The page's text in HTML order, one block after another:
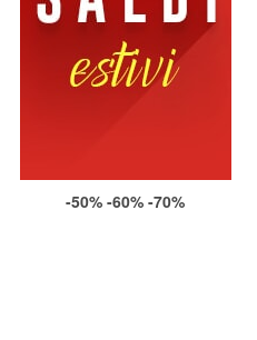
-50% -60% -70%